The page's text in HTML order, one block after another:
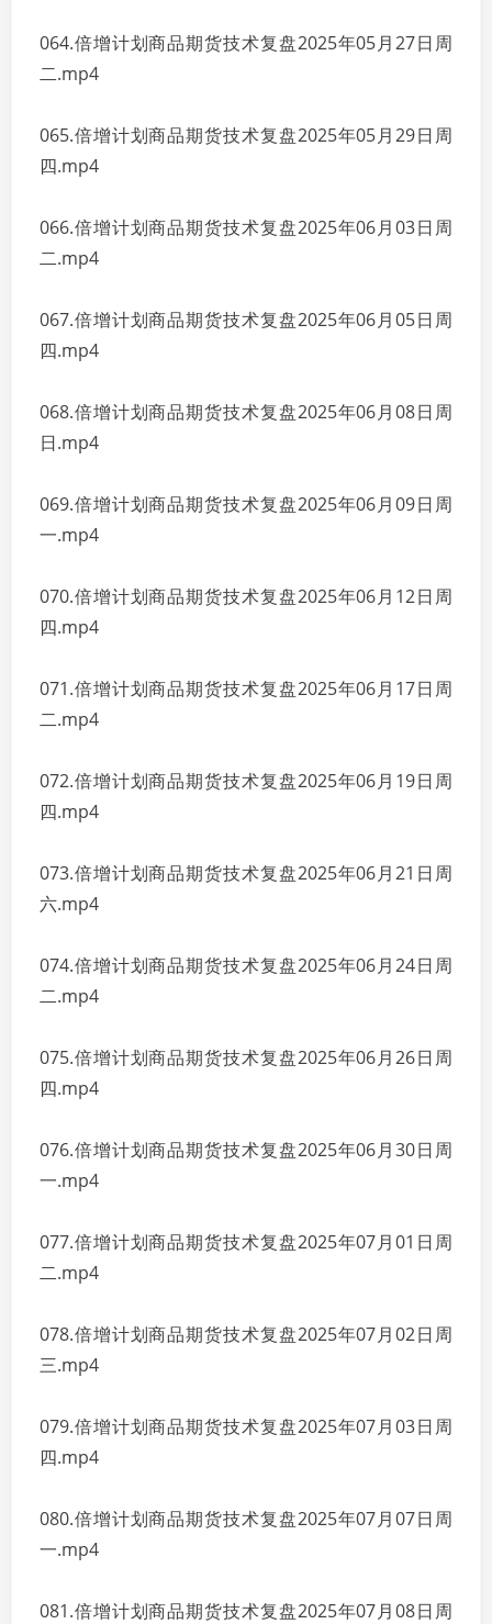
064.倍增计划商品期货技术复盘2025年05月27日周
二.mp4
065.倍增计划商品期货技术复盘2025年05月29日周
四.mp4
066.倍增计划商品期货技术复盘2025年06月03日周
二.mp4
067.倍增计划商品期货技术复盘2025年06月05日周
四.mp4
068.倍增计划商品期货技术复盘2025年06月08日周
日.mp4
069.倍增计划商品期货技术复盘2025年06月09日周
一.mp4
070.倍增计划商品期货技术复盘2025年06月12日周
四.mp4
071.倍增计划商品期货技术复盘2025年06月17日周
二.mp4
072.倍增计划商品期货技术复盘2025年06月19日周
四.mp4
073.倍增计划商品期货技术复盘2025年06月21日周
六.mp4
074.倍增计划商品期货技术复盘2025年06月24日周
二.mp4
075.倍增计划商品期货技术复盘2025年06月26日周
四.mp4
076.倍增计划商品期货技术复盘2025年06月30日周
一.mp4
077.倍增计划商品期货技术复盘2025年07月01日周
二.mp4
078.倍增计划商品期货技术复盘2025年07月02日周
三.mp4
079.倍增计划商品期货技术复盘2025年07月03日周
四.mp4
080.倍增计划商品期货技术复盘2025年07月07日周
一.mp4
081.倍增计划商品期货技术复盘2025年07月08日周